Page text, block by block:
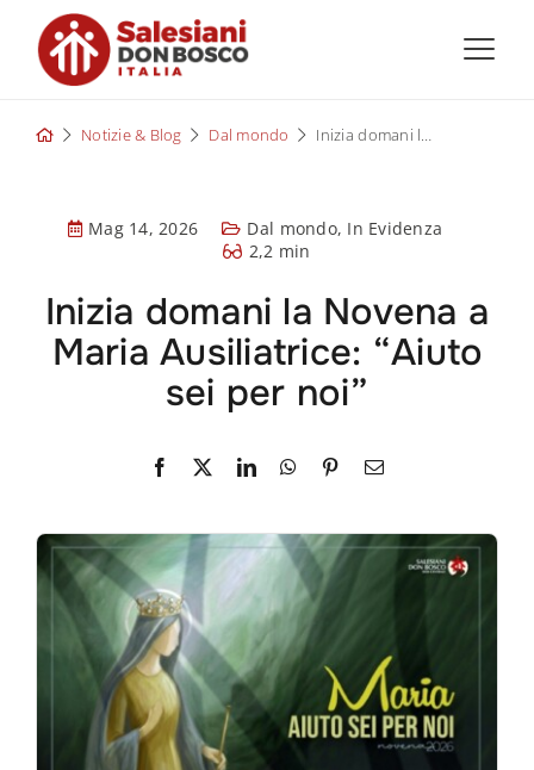
content
Notizie & Blog Dal mondo Inizia domani la Novena a Maria Ausiliatrice: “Aiuto sei per noi”
Mag 14, 2026 Dal mondo, In Evidenza
2,2 min
Inizia domani la Novena a
Maria Ausiliatrice: “Aiuto
sei per noi”